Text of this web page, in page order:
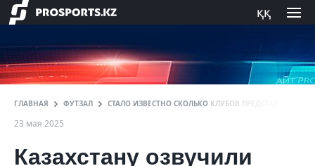
ққ
ГЛАВНАЯ ФУТЗАЛ СТАЛО ИЗВЕСТНО СКОЛЬКО КЛУБОВ ПРЕДСТАВЯТ
23 мая 2025
Казахстану озвучили